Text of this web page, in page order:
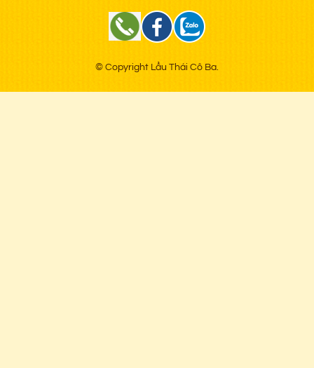
© Copyright Lẩu Thái Cô Ba.